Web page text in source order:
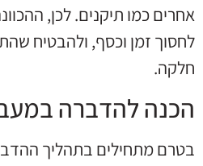
אחרים כמו תיקנים. לכן,
לחסוך זמן וכסף, ולהבטיח
חלקה.
הכנה להדברה
בטרם מתחילים בתהליך